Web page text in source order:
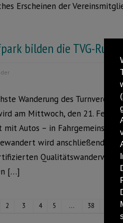
Erscheinen der
bilden die TVG-
Wanderung des Turnvereins
am Mittwoch, den 21.
Autos – in
wird anschließend ab
Qualitätswanderweg
[…]
2 3 4 5 … 38